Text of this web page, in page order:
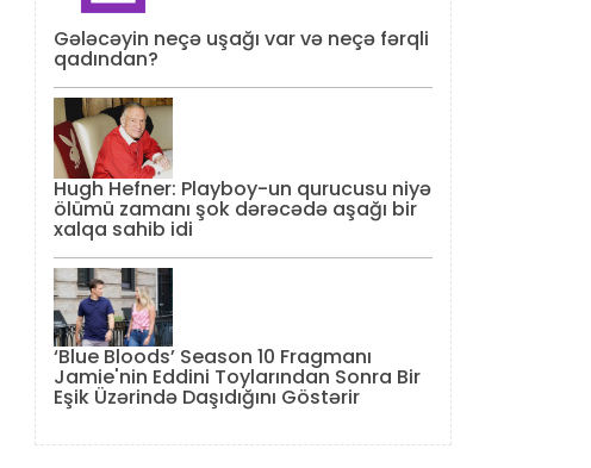
Gələcəyin neçə uşağı var və neçə fərqli
qadından?
Hugh Hefner: Playboy-un qurucusu niyə
ölümü zamanı şok dərəcədə aşağı bir
xalqa sahib idi
‘Blue Bloods’ Season 10 Fragmanı
Jamie'nin Eddini Toylarından Sonra Bir
Eşik Üzərində Daşıdığını Göstərir